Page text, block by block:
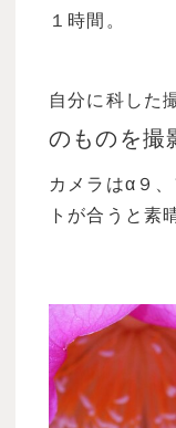
１時間。
自分に科した
のものを撮
カメラはα９
トが合うと素